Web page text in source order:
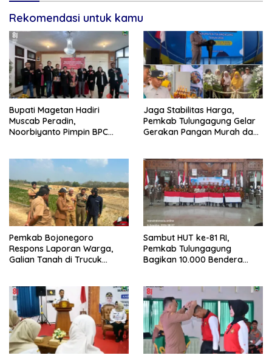
Rekomendasi untuk kamu
Bupati Magetan Hadiri
Muscab Peradin,
Noorbiyanto Pimpin BPC
Jaga Stabilitas Harga,
Pemkab Tulungagung Gelar
Gerakan Pangan Murah dan
Pemkab Bojonegoro
Respons Laporan Warga,
Galian Tanah di Trucuk
Sambut HUT ke-81 RI,
Pemkab Tulungagung
Bagikan 10.000 Bendera